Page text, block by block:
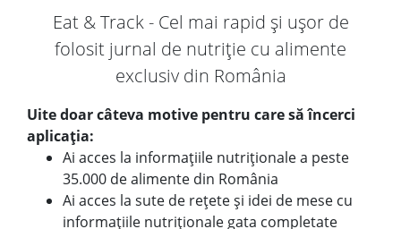
Eat & Track - Cel mai rapid și ușor de
folosit jurnal de nutriție cu alimente
exclusiv din România
Uite doar câteva motive pentru care să încerci
aplicația:
Ai acces la informațiile nutriționale a peste
35.000 de alimente din România
Ai acces la sute de rețete și idei de mese cu
informațiile nutriționale gata completate